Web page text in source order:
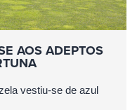
AOS ADEPTOS
vestiu-se de azul